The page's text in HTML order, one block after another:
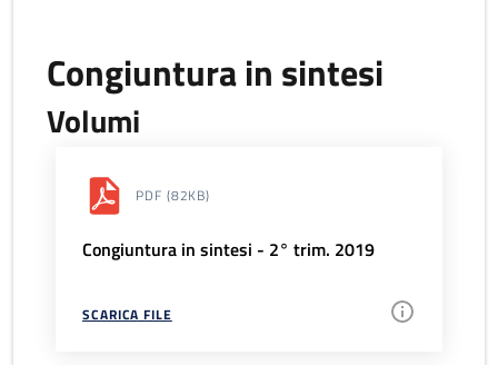
Congiuntura in sintesi
Volumi
PDF (82KB)
Congiuntura in sintesi - 2° trim. 2019
SCARICA FILE